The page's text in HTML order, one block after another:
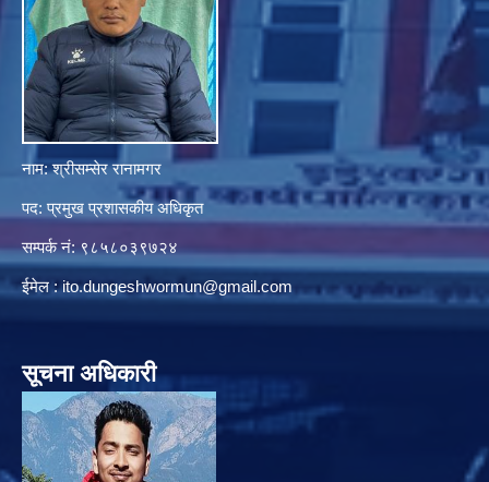
नाम: श्रीसम्सेर रानामगर
पद: प्रमुख प्रशासकीय अधिकृत
सम्पर्क नं: ९८५८०३९७२४
ईमेल :ito.dungeshwormun@gmail.com
सूचना अधिकारी